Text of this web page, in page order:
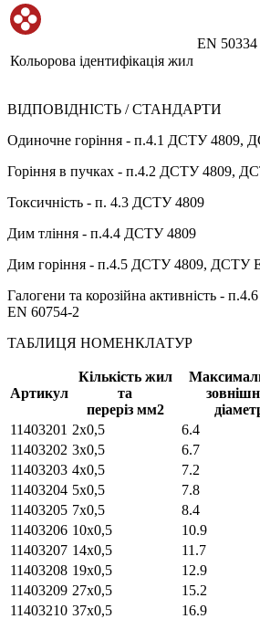
Кольорова ідентифікація жил
EN 50334
ВІДПОВІДНІСТЬ / СТАНДАРТИ
Одиночне горіння - п.4.1 ДСТУ 4809,
Горіння в пучках - п.4.2 ДСТУ 4809,
Токсичність - п. 4.3 ДСТУ 4809
Дим тління - п.4.4 ДСТУ 4809
Дим горіння - п.4.5 ДСТУ 4809, ДСТУ
Галогени та корозійна активність -
EN 60754-2
ТАБЛИЦЯ НОМЕНКЛАТУР
Артикул
Кількість жил
та
переріз мм2
11403201 2х0,5 6.4
11403202 3х0,5 6.7
11403203 4х0,5 7.2
11403204 5х0,5 7.8
11403205 7х0,5 8.4
11403206 10х0,5 10.9
11403207 14х0,5 11.7
11403208 19х0,5 12.9
11403209 27х0,5 15.2
11403210 37х0,5 16.9